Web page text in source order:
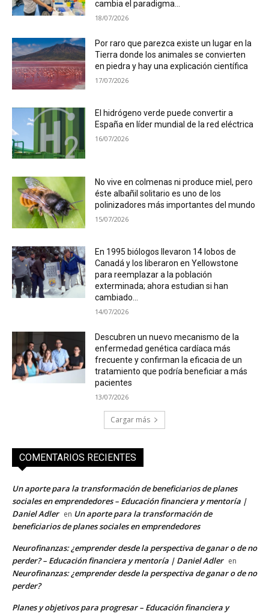
cambia el paradigma...
18/07/2026
Por raro que parezca existe un lugar en la
Tierra donde los animales se convierten
en piedra y hay una explicación científica
17/07/2026
El hidrógeno verde puede convertir a
España en líder mundial de la red eléctrica
16/07/2026
No vive en colmenas ni produce miel, pero
éste albañil solitario es uno de los
polinizadores más importantes del mundo
15/07/2026
En 1995 biólogos llevaron 14 lobos de
Canadá y los liberaron en Yellowstone
para reemplazar a la población
exterminada; ahora estudian si han
cambiado...
14/07/2026
Descubren un nuevo mecanismo de la
enfermedad genética cardíaca más
frecuente y confirman la eficacia de un
tratamiento que podría beneficiar a más
pacientes
13/07/2026
Cargar más
COMENTARIOS RECIENTES
Un aporte para la transformación de beneficiarios de planes
sociales en emprendedores – Educación financiera y mentoría |
Daniel Adler en Un aporte para la transformación de
beneficiarios de planes sociales en emprendedores
Neurofinanzas: ¿emprender desde la perspectiva de ganar o de no
perder? – Educación financiera y mentoría | Daniel Adler en
Neurofinanzas: ¿emprender desde la perspectiva de ganar o de no
perder?
Planes y objetivos para progresar – Educación financiera y